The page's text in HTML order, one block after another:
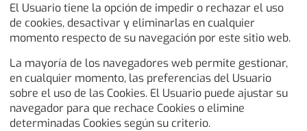
El Usuario tiene la opción de impedir o rechazar el uso
de cookies, desactivar y eliminarlas en cualquier
momento respecto de su navegación por este sitio web.
La mayoría de los navegadores web permite gestionar,
en cualquier momento, las preferencias del Usuario
sobre el uso de las Cookies. El Usuario puede ajustar su
navegador para que rechace Cookies o elimine
determinadas Cookies según su criterio.